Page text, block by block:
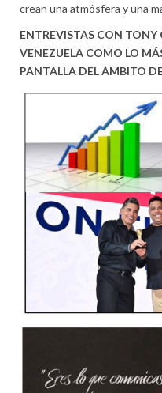
crean una atmósfera y una
ENTREVISTAS CON TONY
VENEZUELA COMO LO
PANTALLA DEL ÁMBITO